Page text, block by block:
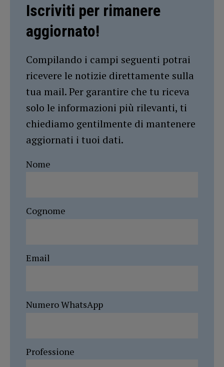
Iscriviti per rimanere
aggiornato!
Compilando i campi seguenti potrai
ricevere le notizie direttamente sulla
tua mail. Per garantire che tu riceva
solo le informazioni più rilevanti, ti
chiediamo gentilmente di mantenere
aggiornati i tuoi dati.
Nome
Cognome
Email
Numero WhatsApp
Professione